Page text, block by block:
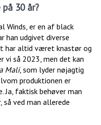
30 år?
Winds, er en af black
han udgivet diverse
har altid været knastør og
vi så 2023, men det kan
Mali, som lyder nøjagtig
produktionen er
Ja, faktisk behøver man
ved man allerede